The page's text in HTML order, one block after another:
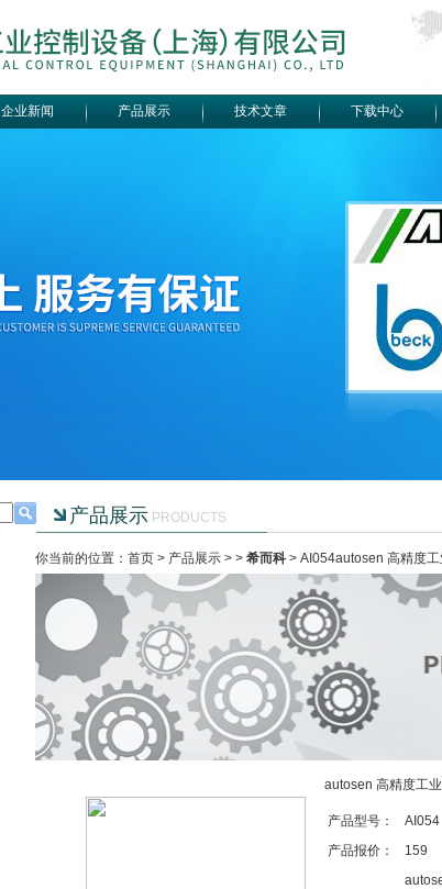
企业新闻 产品展示 技术文章 下载中心
产品展示PRODUCTS
你当前的位置：首页 > 产品展示> > 希而科> AI054autosen 高精度工
autosen 高精度工
产品型号：
AI054
产品报价：
159